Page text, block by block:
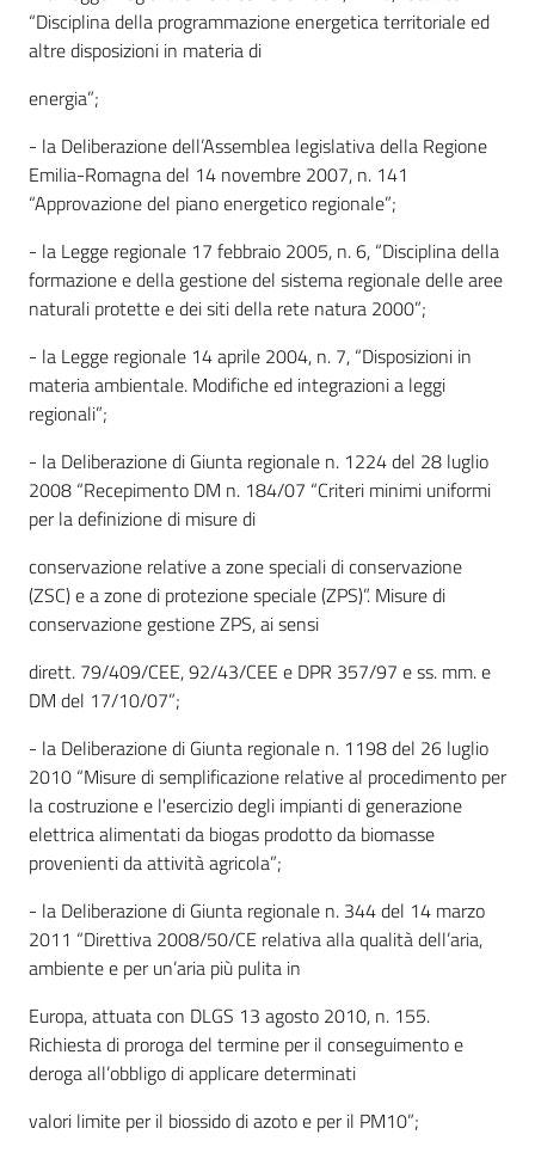
“Disciplina della programmazione energetica territoriale ed
altre disposizioni in materia di
energia”;
- la Deliberazione dell’Assemblea legislativa della Regione
Emilia-Romagna del 14 novembre 2007, n. 141
“Approvazione del piano energetico regionale”;
- la Legge regionale 17 febbraio 2005, n. 6, “Disciplina della
formazione e della gestione del sistema regionale delle aree
naturali protette e dei siti della rete natura 2000”;
- la Legge regionale 14 aprile 2004, n. 7, “Disposizioni in
materia ambientale. Modifiche ed integrazioni a leggi
regionali”;
- la Deliberazione di Giunta regionale n. 1224 del 28 luglio
2008 “Recepimento DM n. 184/07 “Criteri minimi uniformi
per la definizione di misure di
conservazione relative a zone speciali di conservazione
(ZSC) e a zone di protezione speciale (ZPS)”. Misure di
conservazione gestione ZPS, ai sensi
dirett. 79/409/CEE, 92/43/CEE e DPR 357/97 e ss. mm. e
DM del 17/10/07”;
- la Deliberazione di Giunta regionale n. 1198 del 26 luglio
2010 “Misure di semplificazione relative al procedimento per
la costruzione e l'esercizio degli impianti di generazione
elettrica alimentati da biogas prodotto da biomasse
provenienti da attività agricola”;
- la Deliberazione di Giunta regionale n. 344 del 14 marzo
2011 “Direttiva 2008/50/CE relativa alla qualità dell’aria,
ambiente e per un’aria più pulita in
Europa, attuata con DLGS 13 agosto 2010, n. 155.
Richiesta di proroga del termine per il conseguimento e
deroga all’obbligo di applicare determinati
valori limite per il biossido di azoto e per il PM10”;